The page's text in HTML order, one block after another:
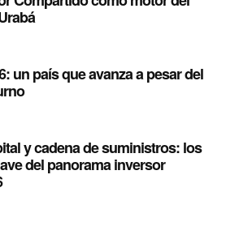
un país que avanza a pesar del
y cadena de suministros: los
del panorama inversor